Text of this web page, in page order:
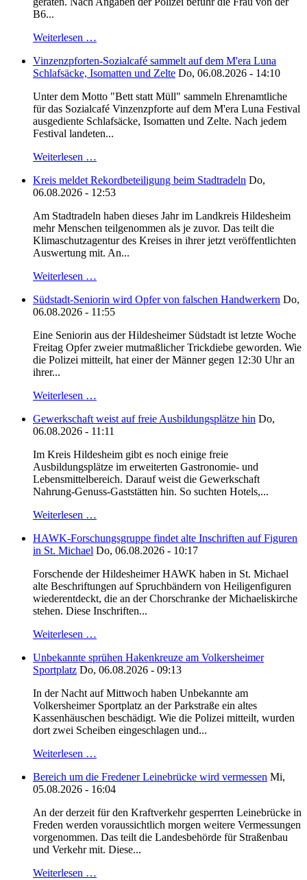
B6...
Weiterlesen …
Vinzenzpforten-Sozialcafé sammelt auf dem M'era Luna
Schlafsäcke, Isomatten und Zelte Do, 06.08.2026 - 14:10
Unter dem Motto "Bett statt Müll" sammeln Ehrenamtliche
für das Sozialcafé Vinzenzpforte auf dem M'era Luna Festival
ausgediente Schlafsäcke, Isomatten und Zelte. Nach jedem
Festival landeten...
Weiterlesen …
Kreis meldet Rekordbeteiligung beim Stadtradeln Do,
06.08.2026 - 12:53
Am Stadtradeln haben dieses Jahr im Landkreis Hildesheim
mehr Menschen teilgenommen als je zuvor. Das teilt die
Klimaschutzagentur des Kreises in ihrer jetzt veröffentlichten
Auswertung mit. An...
Weiterlesen …
Südstadt-Seniorin wird Opfer von falschen Handwerkern Do,
06.08.2026 - 11:55
Eine Seniorin aus der Hildesheimer Südstadt ist letzte Woche
Freitag Opfer zweier mutmaßlicher Trickdiebe geworden. Wie
die Polizei mitteilt, hat einer der Männer gegen 12:30 Uhr an
ihrer...
Weiterlesen …
Gewerkschaft weist auf freie Ausbildungsplätze hin Do,
06.08.2026 - 11:11
Im Kreis Hildesheim gibt es noch einige freie
Ausbildungsplätze im erweiterten Gastronomie- und
Lebensmittelbereich. Darauf weist die Gewerkschaft
Nahrung-Genuss-Gaststätten hin. So suchten Hotels,...
Weiterlesen …
HAWK-Forschungsgruppe findet alte Inschriften auf Figuren
in St. Michael Do, 06.08.2026 - 10:17
Forschende der Hildesheimer HAWK haben in St. Michael
alte Beschriftungen auf Spruchbändern von Heiligenfiguren
wiederentdeckt, die an der Chorschranke der Michaeliskirche
stehen. Diese Inschriften...
Weiterlesen …
Unbekannte sprühen Hakenkreuze am Volkersheimer
Sportplatz Do, 06.08.2026 - 09:13
In der Nacht auf Mittwoch haben Unbekannte am
Volkersheimer Sportplatz an der Parkstraße ein altes
Kassenhäuschen beschädigt. Wie die Polizei mitteilt, wurden
dort zwei Scheiben eingeschlagen und...
Weiterlesen …
Bereich um die Fredener Leinebrücke wird vermessen Mi,
05.08.2026 - 16:04
An der derzeit für den Kraftverkehr gesperrten Leinebrücke in
Freden werden voraussichtlich morgen weitere Vermessungen
vorgenommen. Das teilt die Landesbehörde für Straßenbau
und Verkehr mit. Diese...
Weiterlesen …